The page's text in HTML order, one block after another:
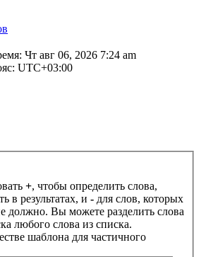
Чт авг 06, 2026 7:24 am
UTC+03:00
+, чтобы определить слова,
в результатах, и - для слов, которых
должно. Вы можете разделить слова
любого слова из списка.
шаблона для частичного